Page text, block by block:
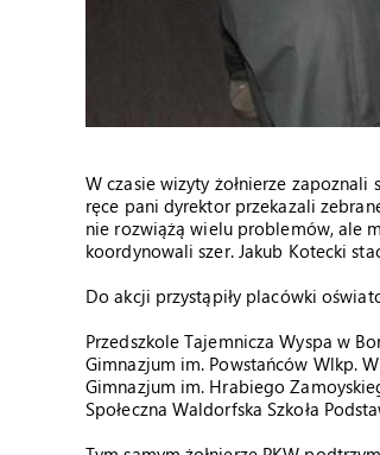
W czasie wizyty żołnierze
ręce pani dyrektor przekazali
nie rozwiążą wielu problemów, ale
koordynowali szer. Jakub Kotecki
Do akcji przystąpiły placówki
Przedszkole Tajemnicza Wyspa w
Gimnazjum im. Powstańców Wlkp.
Gimnazjum im. Hrabiego
Społeczna Waldorfska Szkoła